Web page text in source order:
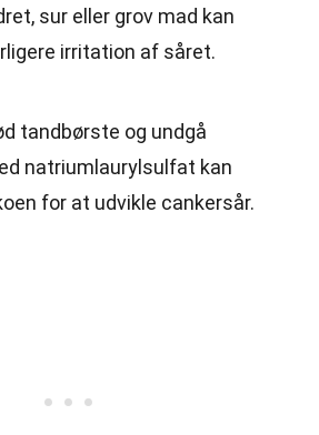
sur eller grov mad kan
irritation af såret.
tandbørste og undgå
natriumlaurylsulfat kan
for at udvikle cankersår.